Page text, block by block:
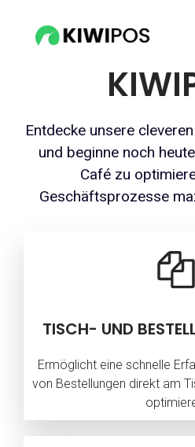
Entdecke unsere
und beginne noch
Café zu
Geschäftsprozesse
TISCH- UND
Ermöglicht eine schnelle
von Bestellungen direkt am